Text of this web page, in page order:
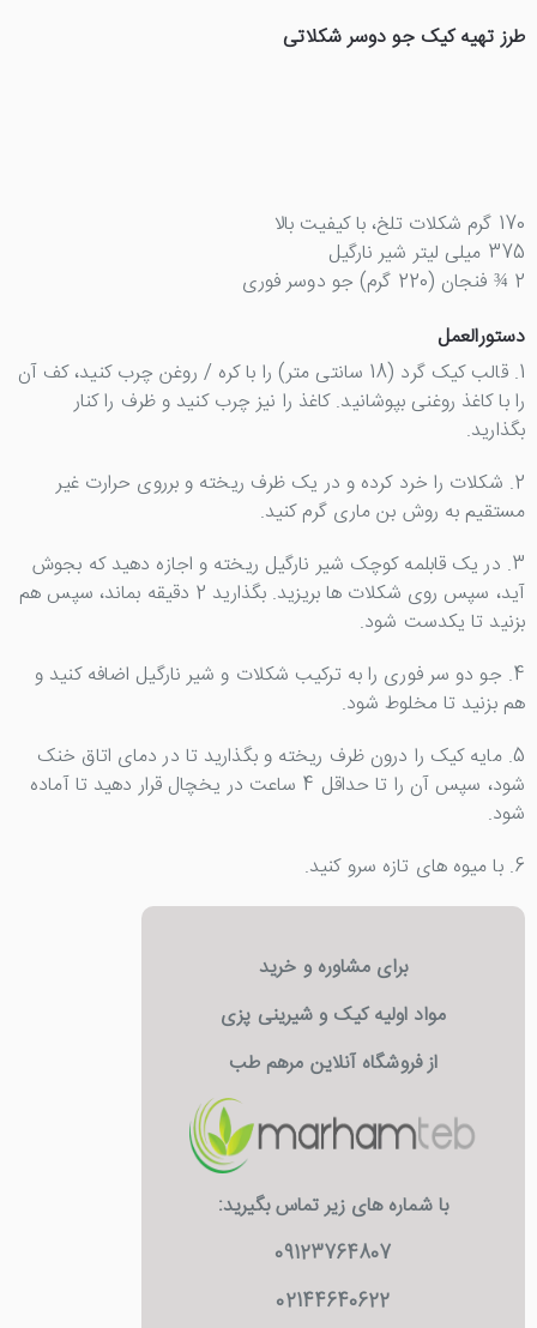
طرز تهیه کیک جو دوسر شکلاتی
170 گرم شکلات تلخ، با کیفیت بالا
375 میلی لیتر شیر نارگیل
2 ¾ فنجان (220 گرم) جو دوسر فوری
دستورالعمل
1. قالب کیک گرد (18 سانتی متر) را با کره / روغن چرب کنید، کف آن
را با کاغذ روغنی بپوشانید. کاغذ را نیز چرب کنید و ظرف را کنار
بگذارید.
2. شکلات را خرد کرده و در یک ظرف ریخته و برروی حرارت غیر
مستقیم به روش بن ماری گرم کنید.
3. در یک قابلمه کوچک شیر نارگیل ریخته و اجازه دهید که بجوش
آید، سپس روی شکلات ها بریزید. بگذارید 2 دقیقه بماند، سپس هم
بزنید تا یکدست شود.
4. جو دو سر فوری را به ترکیب شکلات و شیر نارگیل اضافه کنید و
هم بزنید تا مخلوط شود.
5. مایه کیک را درون ظرف ریخته و بگذارید تا در دمای اتاق خنک
شود، سپس آن را تا حداقل 4 ساعت در یخچال قرار دهید تا آماده
شود.
6. با میوه های تازه سرو کنید.
برای مشاوره و خرید
مواد اولیه کیک و شیرینی پزی
از فروشگاه آنلاین مرهم طب
با شماره های زیر تماس بگیرید:
09123764807
02144640622